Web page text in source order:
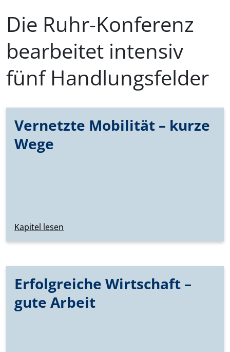
Die Ruhr-Konferenz
bearbeitet intensiv
fünf Handlungsfelder
Vernetzte Mobilität – kurze
Wege
Kapitel lesen
Erfolgreiche Wirtschaft –
gute Arbeit